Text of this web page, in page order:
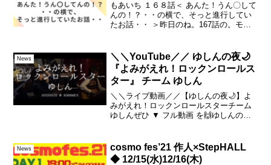
もあいち １６８話＜ あんた！うん〇して
んの！？・・の横で、そっと進行してい
たお話・・ ＞昨日のね。167話の。モー
レ・・・。実はそこで、別件の気になる
ことが・・あって...
News
＼＼YouTube／／ ゆしんの夜🌙
『よみがえれ！ロックンロールス
ター』 チーム ゆしん
＼＼ライブ動画／／【ゆしんの夜🌙】よ
みがえれ！ロックンロールスターチーム
ゆしんぜひ ▼ フル動画 を🙌ゆしんの夜
ホンマ ヒデアキ ピアノ 山本 義則（...
News
cosmo fes’21 作人×StepHALL
◆ 12/15(水)12/16(木)